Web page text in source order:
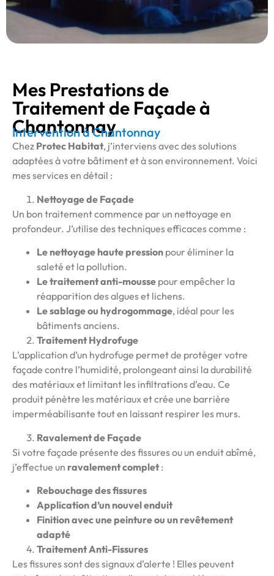
Mes Prestations de
Traitement de Façade à
Chantonnay
Intervention à Chantonnay
Chez Protec Habitat, j’interviens avec des solutions
adaptées à votre bâtiment et à son environnement. Voici
mes services en détail :
Nettoyage de Façade
Un bon traitement commence par un nettoyage en
profondeur. J’utilise des techniques efficaces comme :
Le nettoyage haute pression pour éliminer la
saleté et la pollution.
Le traitement anti-mousse pour empêcher la
réapparition des algues et lichens.
Le sablage ou hydrogommage, idéal pour les
bâtiments anciens.
Traitement Hydrofuge
L’application d’un hydrofuge permet de protéger votre
façade contre l’humidité, prolongeant ainsi la durabilité
des matériaux et limitant les infiltrations d’eau. Ce
produit pénètre les matériaux et crée une barrière
imperméabilisante tout en laissant respirer les murs.
Ravalement de Façade
Si votre façade présente des fissures ou un enduit abîmé,
j’effectue un ravalement complet :
Rebouchage des fissures
Application d’un nouvel enduit
Finition avec une peinture ou un revêtement
adapté
Traitement Anti-Fissures
Les fissures sont des signaux d’alerte ! Elles peuvent